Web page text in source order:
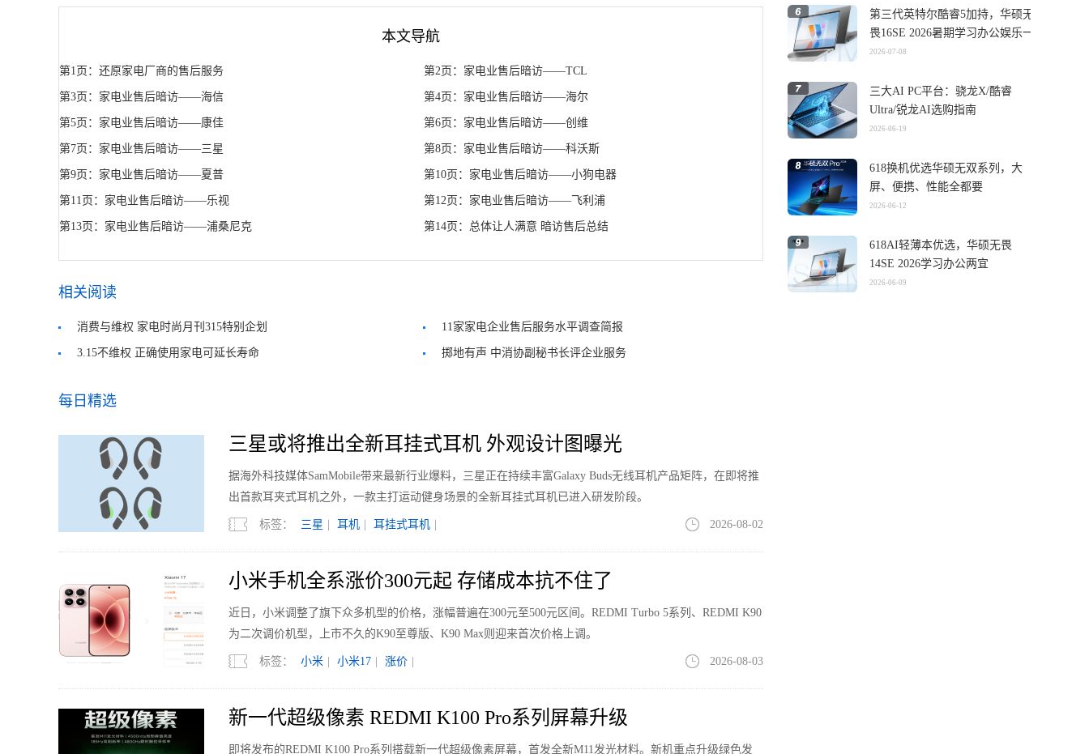
本文导航
第1页：还原家电厂商的售后服务 第2页：家电业售后暗访——TCL
第3页：家电业售后暗访——海信 第4页：家电业售后暗访——海尔
第5页：家电业售后暗访——康佳 第6页：家电业售后暗访——创维
第7页：家电业售后暗访——三星 第8页：家电业售后暗访——科沃斯
第9页：家电业售后暗访——夏普 第10页：家电业售后暗访——小狗电器
第11页：家电业售后暗访——乐视 第12页：家电业售后暗访——飞利浦
第13页：家电业售后暗访——浦桑尼克 第14页：总体让人满意 暗访售后总结
相关阅读
消费与维权 家电时尚月刊315特别企划 11家家电企业售后服务水平调查简报
3.15不维权 正确使用家电可延长寿命 掷地有声 中消协副秘书长评企业服务
每日精选
三星或将推出全新耳挂式耳机 外观设计图曝光
据海外科技媒体SamMobile带来最新行业爆料，三星正在持续丰富Galaxy Buds无线耳机产品矩阵，在即将推
出首款耳夹式耳机之外，一款主打运动健身场景的全新耳挂式耳机已进入研发阶段。
标签： 三星 耳机 耳挂式耳机 2026-08-02
小米手机全系涨价300元起 存储成本抗不住了
近日，小米调整了旗下众多机型的价格，涨幅普遍在300元至500元区间。REDMI Turbo 5系列、REDMI K90
为二次调价机型，上市不久的K90至尊版、K90 Max则迎来首次价格上调。
标签： 小米 小米17 涨价 2026-08-03
新一代超级像素 REDMI K100 Pro系列屏幕升级
即将发布的REDMI K100 Pro系列搭载新一代超级像素屏幕，首发全新M11发光材料。新机重点升级绿色发
第三代英特尔酷睿5加持，华硕无
畏16SE 2026暑期学习办公娱乐一
机搞定
2026-07-08
三大AI PC平台：骁龙X/酷睿
Ultra/锐龙AI选购指南
2026-06-19
618换机优选华硕无双系列，大
屏、便携、性能全都要
2026-06-12
618AI轻薄本优选，华硕无畏
14SE 2026学习办公两宜
2026-06-09